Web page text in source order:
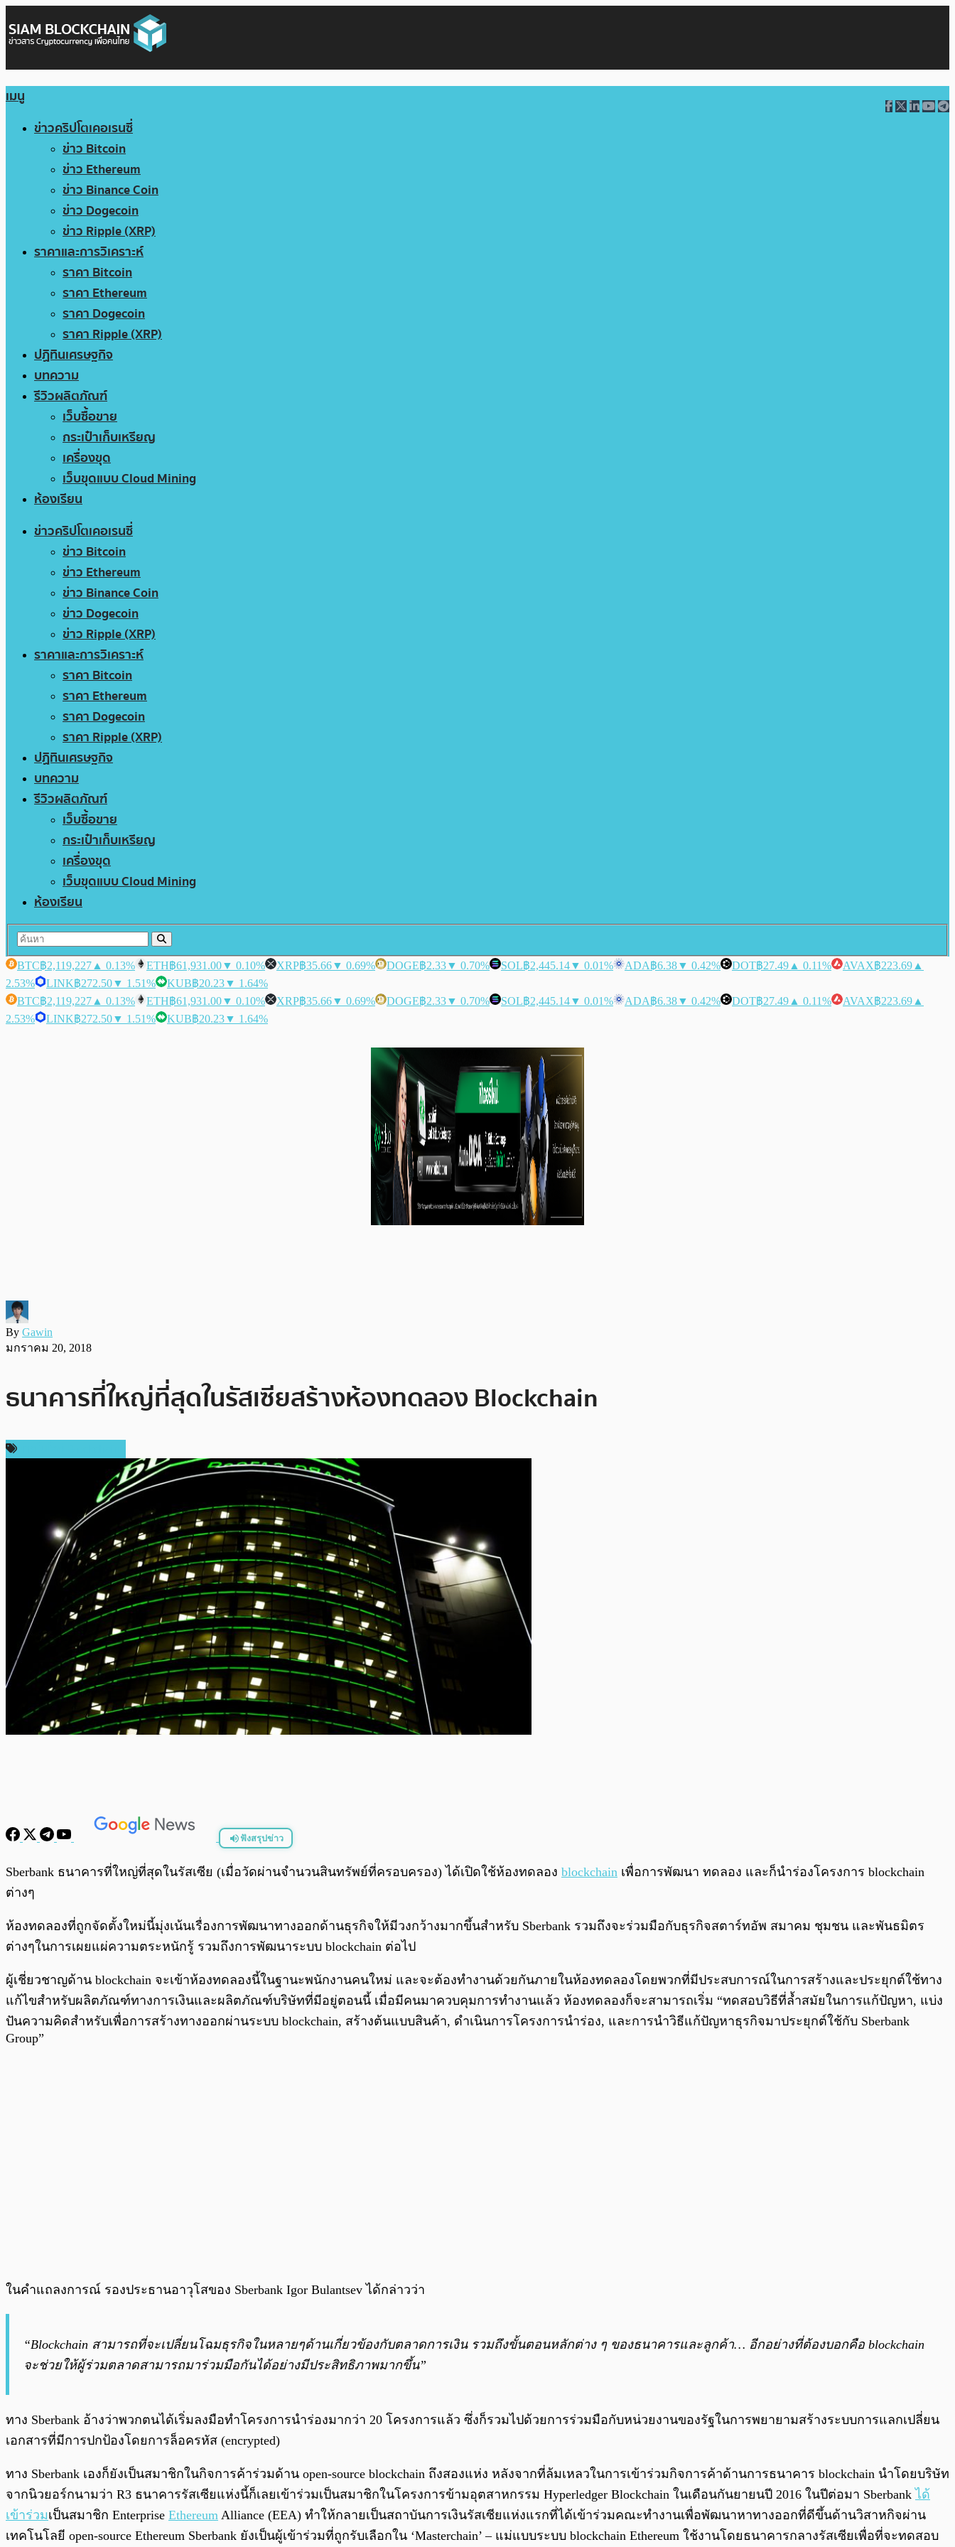
เมนู
ข่าวคริปโตเคอเรนซี่
ข่าว Bitcoin
ข่าว Ethereum
ข่าว Binance Coin
ข่าว Dogecoin
ข่าว Ripple (XRP)
ราคาและการวิเคราะห์
ราคา Bitcoin
ราคา Ethereum
ราคา Dogecoin
ราคา Ripple (XRP)
ปฏิทินเศรษฐกิจ
บทความ
รีวิวผลิตภัณฑ์
เว็บซื้อขาย
กระเป๋าเก็บเหรียญ
เครื่องขุด
เว็บขุดแบบ Cloud Mining
ห้องเรียน
ข่าวคริปโตเคอเรนซี่
ข่าว Bitcoin
ข่าว Ethereum
ข่าว Binance Coin
ข่าว Dogecoin
ข่าว Ripple (XRP)
ราคาและการวิเคราะห์
ราคา Bitcoin
ราคา Ethereum
ราคา Dogecoin
ราคา Ripple (XRP)
ปฏิทินเศรษฐกิจ
บทความ
รีวิวผลิตภัณฑ์
เว็บซื้อขาย
กระเป๋าเก็บเหรียญ
เครื่องขุด
เว็บขุดแบบ Cloud Mining
ห้องเรียน
BTC฿2,119,227 ▲ 0.13% ETH฿61,931.00▼ 0.10% XRP฿35.66▼ 0.69% DOGE฿2.33▼ 0.70% SOL฿2,445.14▼ 0.01% ADA฿6.38▼ 0.42% DOT฿27.49 ▲ 0.11% AVAX฿223.69 ▲
2.53%
LINK฿272.50▼ 1.51% KUB฿20.23▼ 1.64%
BTC฿2,119,227 ▲ 0.13% ETH฿61,931.00▼ 0.10% XRP฿35.66▼ 0.69% DOGE฿2.33▼ 0.70% SOL฿2,445.14▼ 0.01% ADA฿6.38▼ 0.42% DOT฿27.49 ▲ 0.11% AVAX฿223.69 ▲
2.53%
LINK฿272.50▼ 1.51% KUB฿20.23▼ 1.64%
By Gawin
มกราคม 20, 2018
ธนาคารที่ใหญ่ที่สุดในรัสเซียสร้างห้องทดลอง Blockchain
ฟังสรุปข่าว
พร้อมเล่น 0:00 / 0:00
Sberbank ธนาคารที่ใหญ่ที่สุดในรัสเซีย (เมื่อวัดผ่านจำนวนสินทรัพย์ที่ครอบครอง) ได้เปิดใช้ห้องทดลอง blockchain เพื่อการพัฒนา ทดลอง และก็นำร่องโครงการ blockchain
ต่างๆ
ห้องทดลองที่ถูกจัดตั้งใหม่นี้มุ่งเน้นเรื่องการพัฒนาทางออกด้านธุรกิจให้มีวงกว้างมากขึ้นสำหรับ Sberbank รวมถึงจะร่วมมือกับธุรกิจสตาร์ทอัพ สมาคม ชุมชน และพันธมิตร
ต่างๆในการเผยแผ่ความตระหนักรู้ รวมถึงการพัฒนาระบบ blockchain ต่อไป
ผู้เชี่ยวชาญด้าน blockchain จะเข้าห้องทดลองนี้ในฐานะพนักงานคนใหม่ และจะต้องทำงานด้วยกันภายในห้องทดลองโดยพวกที่มีประสบการณ์ในการสร้างและประยุกต์ใช้ทาง
แก้ไขสำหรับผลิตภัณฑ์ทางการเงินและผลิตภัณฑ์บริษัทที่มีอยู่ตอนนี้ เมื่อมีคนมาควบคุมการทำงานแล้ว ห้องทดลองก็จะสามารถเริ่ม “ทดสอบวิธีที่ล้ำสมัยในการแก้ปัญหา, แบ่ง
ปันความคิดสำหรับเพื่อการสร้างทางออกผ่านระบบ blockchain, สร้างต้นแบบสินค้า, ดำเนินการโครงการนำร่อง, และการนำวิธีแก้ปัญหาธุรกิจมาประยุกต์ใช้กับ Sberbank
Group”
ในคำแถลงการณ์ รองประธานอาวุโสของ Sberbank Igor Bulantsev ได้กล่าวว่า
“Blockchain สามารถที่จะเปลี่ยนโฉมธุรกิจในหลายๆด้านเกี่ยวข้องกับตลาดการเงิน รวมถึงขั้นตอนหลักต่าง ๆ ของธนาคารและลูกค้า… อีกอย่างที่ต้องบอกคือ blockchain
จะช่วยให้ผู้ร่วมตลาดสามารถมาร่วมมือกันได้อย่างมีประสิทธิภาพมากขึ้น”
ทาง Sberbank อ้างว่าพวกตนได้เริ่มลงมือทำโครงการนำร่องมากว่า 20 โครงการแล้ว ซึ่งก็รวมไปด้วยการร่วมมือกับหน่วยงานของรัฐในการพยายามสร้างระบบการแลกเปลี่ยน
เอกสารที่มีการปกป้องโดยการล็อครหัส (encrypted)
ทาง Sberbank เองก็ยังเป็นสมาชิกในกิจการค้าร่วมด้าน open-source blockchain ถึงสองแห่ง หลังจากที่ล้มเหลวในการเข้าร่วมกิจการค้าด้านการธนาคาร blockchain นำโดยบริษัท
จากนิวยอร์กนามว่า R3 ธนาคารรัสเซียแห่งนี้ก็เลยเข้าร่วมเป็นสมาชิกในโครงการข้ามอุตสาหกรรม Hyperledger Blockchain ในเดือนกันยายนปี 2016 ในปีต่อมา Sberbank ได้
เข้าร่วมเป็นสมาชิก Enterprise Ethereum Alliance (EEA) ทำให้กลายเป็นสถาบันการเงินรัสเซียแห่งแรกที่ได้เข้าร่วมคณะทำงานเพื่อพัฒนาหาทางออกที่ดีขึ้นด้านวิสาหกิจผ่าน
เทคโนโลยี open-source Ethereum Sberbank ยังเป็นผู้เข้าร่วมที่ถูกรับเลือกใน ‘Masterchain’ – แม่แบบระบบ blockchain Ethereum ใช้งานโดยธนาคารกลางรัสเซียเพื่อที่จะทดสอบ